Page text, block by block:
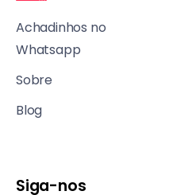
Achadinhos no
Whatsapp
Sobre
Blog
Siga-nos